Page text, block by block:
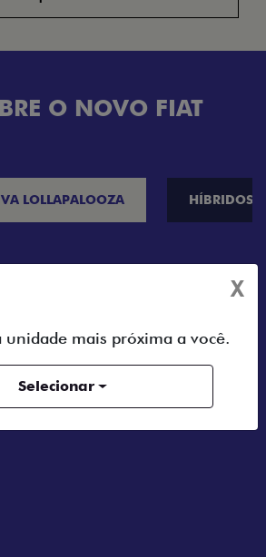
O NOVO FIAT
LOLLAPALOOZA HÍBRIDOS
LOLLABR
X
unidade mais próxima a você.
Selecionar